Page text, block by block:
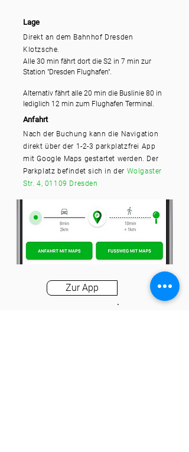
Lage
Direkt an dem Bahnhof Dresden
Klotzsche.
Alle 30 min fährt dort die S2 in 7 min zur
Station "Dresden Flughafen".
Alternativ fährt alle 20 min die Buslinie 80 in
lediglich 12 min zum Flughafen Terminal.
Anfahrt
Nach der Buchung kann die Navigation
direkt über der 1-2-3 parkplatzfrei App
mit Google Maps gestartet werden. Der
Parkplatz befindet sich in der Wolgaster
Str. 4, 01109 Dresden
Zur App